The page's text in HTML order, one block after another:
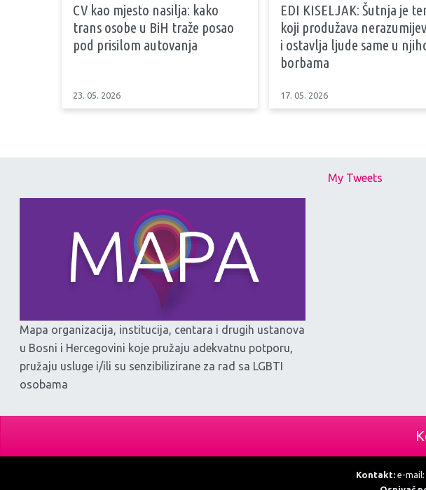
CV kao mjesto nasilja: kako
trans osobe u BiH traže posao
pod prisilom autovanja
23. 05. 2026
EDI KISELJAK: Šutnja je
koji produžava
i ostavlja ljude same u
borbama
17. 05. 2026
Mapa organizacija, institucija, centara i drugih ustanova
u Bosni i Hercegovini koje pružaju adekvatnu potporu,
pružaju usluge i/ili su senzibilizirane za rad sa LGBTI
osobama
My Tweets
Kontakt:e-mail: